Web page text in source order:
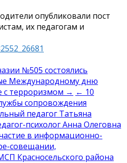
опубликовали пост
их педагогам и
№505 состоялись
Международному дню
с терроризмом → ← 10
сопровождения
педагог Татьяна
психолог Анна Олеговна
в информационно-
совещании,
Красносельского района